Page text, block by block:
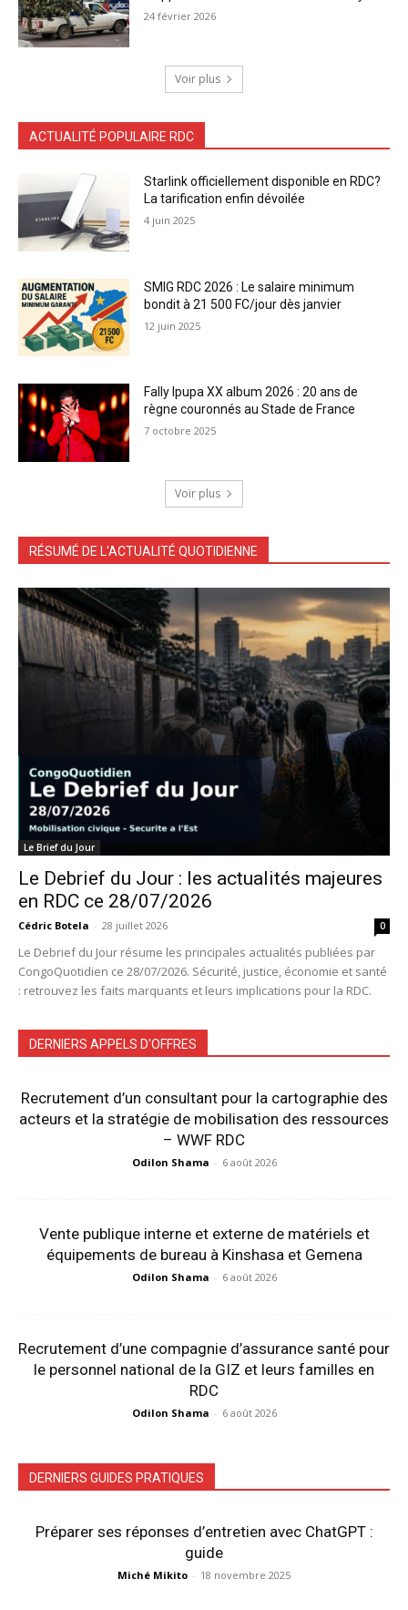
24 février 2026
Voir plus
ACTUALITÉ POPULAIRE RDC
Starlink officiellement disponible en RDC?
La tarification enfin dévoilée
4 juin 2025
SMIG RDC 2026 : Le salaire minimum
bondit à 21 500 FC/jour dès janvier
12 juin 2025
Fally Ipupa XX album 2026 : 20 ans de
règne couronnés au Stade de France
7 octobre 2025
Voir plus
RÉSUMÉ DE L'ACTUALITÉ QUOTIDIENNE
Le Brief du Jour
Le Debrief du Jour : les actualités majeures
en RDC ce 28/07/2026
Cédric Botela - 28 juillet 2026 0
Le Debrief du Jour résume les principales actualités publiées par
CongoQuotidien ce 28/07/2026. Sécurité, justice, économie et santé
: retrouvez les faits marquants et leurs implications pour la RDC.
DERNIERS APPELS D'OFFRES
Recrutement d’un consultant pour la cartographie des
acteurs et la stratégie de mobilisation des ressources
– WWF RDC
Odilon Shama - 6 août 2026
Vente publique interne et externe de matériels et
équipements de bureau à Kinshasa et Gemena
Odilon Shama - 6 août 2026
Recrutement d’une compagnie d’assurance santé pour
le personnel national de la GIZ et leurs familles en
RDC
Odilon Shama - 6 août 2026
DERNIERS GUIDES PRATIQUES
Préparer ses réponses d’entretien avec ChatGPT :
guide
Miché Mikito - 18 novembre 2025